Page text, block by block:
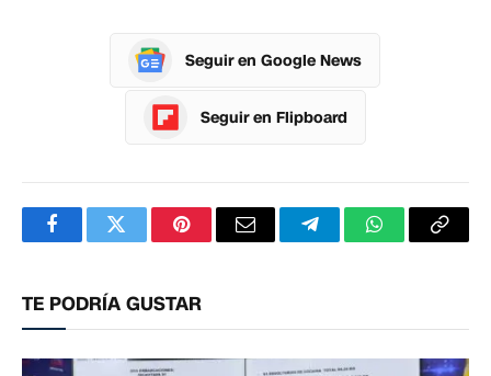
Seguir en Google News
Seguir en Flipboard
FacebookTwitterPinterestCorreoTelegramWhatsApp
TE PODRÍA GUSTAR